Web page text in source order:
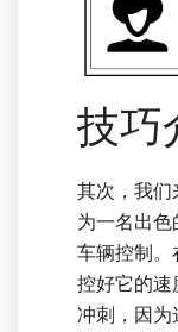
技巧
其次，我
为一名出
车辆控制
控好它的速
冲刺，因为